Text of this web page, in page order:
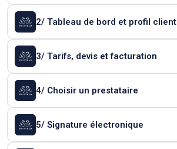
2/ Tableau de bord et profil client
3/ Tarifs, devis et facturation
4/ Choisir un prestataire
5/ Signature électronique